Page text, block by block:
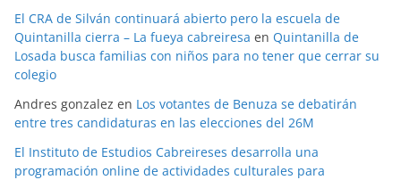
El CRA de Silván continuará abierto pero la escuela de
Quintanilla cierra – La fueya cabreiresa en Quintanilla de
Losada busca familias con niños para no tener que cerrar su
colegio
Andres gonzalez en Los votantes de Benuza se debatirán
entre tres candidaturas en las elecciones del 26M
El Instituto de Estudios Cabreireses desarrolla una
programación online de actividades culturales para